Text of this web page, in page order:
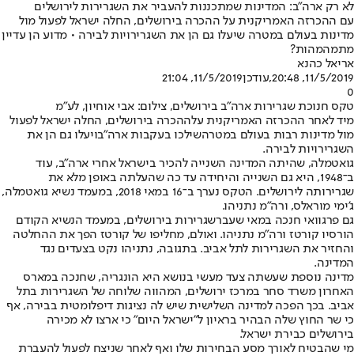
לא רק ארה"ב: המדינות שמתכננות להעביר את השגרירות לירושלים
עם ההכרזה האמריקנית על ההכרה בירושלים, החלה ישראל לפעול מול
מדינות בעולם במטרה שיעלו גם הן את השגרירויות לבירה • מדוע הן עדיין
מתמהמהות?
אריאל כהנא
11/5/2019, 20:48
,עודכן11/5/2019, 21:04
0
טקס חנוכת שגרירות ארה"ב בירושלים, צילום: אבי אוחיון, לע"מ
מיד לאחר ההכרזה האמריקנית עלההכרה בירושלים, החלה ישראל לפעול
מול מדינות רבות בעולם במטרהשילכו בעקבות ארה"בויעלו גם הן את
השגרירויות לבירה.
גואטמלה, שהיתה המדינה השנייה להכיר בישראל אחרי ארה"ב, עוד
ב־1948, היא גם השנייה והיחידה עד כה שהעלתה באופן מלא את
שגרירותה לירושלים. הטקס נערך ב־16 במאי 2018, במעמד נשיא גואטמלה,
ג'ימי מוראלס, ורה"מ נתניהו.
גם פרגוואי חנכה במאי שעברשגרירות בירושלים, במעמד הנשיא הקודם
הורסיו קורטז ורה"מ נתניהו. ואולם, מחליפו של קורטז הפך את ההחלטה
והחזיר את השגרירות לתל אביב. בתגובה, נתניהו נקט בצעדים נגד
המדינה.
מדינה נוספת שעשתה צעד מעשי בנושא היא הונגריה, שחנכה במארס
האחרון משרד סחר במרכז ירושלים, המהווה שלוחה של השגרירות בתל
אביב. בכך הפכה למדינה השלישית שיש לה נציגות דיפלומטית בבירה, אף
כי שר החוץ שלה הבהיר בראיון ל"ישראל היום" כי ארצו לא מכירה
בירושלים כבירת ישראל.
מי שהבטיח לאורך מסע הבחירות שלו ואף לאחר שניצח לפעול להעברת